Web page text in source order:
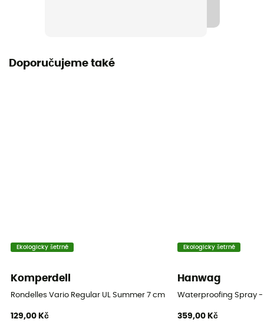
Těsnost
Doporučujeme také
Ekologicky šetrné
Komperdell
Rondelles Vario Regular UL Summer 7 cm Blister
129,00 Kč
Ekologicky šetrné
Hanwag
Waterproofing Spray -
359,00 Kč